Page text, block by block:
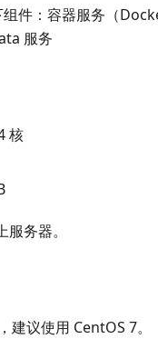
件：容器服务（
服务
核
务器。
建议使用 CentOS 7。